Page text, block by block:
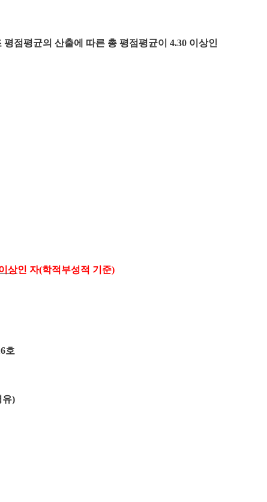
평점평균의 산출에 따른 총 평점평균이 4.30 이상인
상인 자(학적부성적 기준)
호
유)